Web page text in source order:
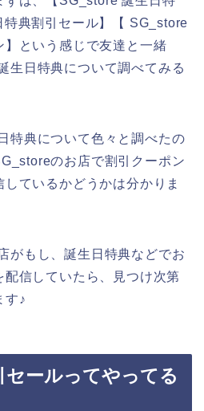
典割引セール】【 SG_store
という感じで友達と一緒
生日特典について調べてみる
特典について色々と調べたの
のお店で割引クーポン
ているかどうかは分かりま
がもし、誕生日特典などでお
信していたら、見つけ次第
す♪
ールってやってる